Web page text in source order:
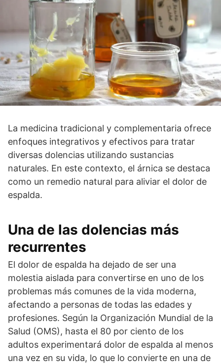
La medicina tradicional y complementaria ofrece
enfoques integrativos y efectivos para tratar
diversas dolencias utilizando sustancias
naturales. En este contexto, el árnica se destaca
como un remedio natural para aliviar el dolor de
espalda.
Una de las dolencias más
recurrentes
El dolor de espalda ha dejado de ser una
molestia aislada para convertirse en uno de los
problemas más comunes de la vida moderna,
afectando a personas de todas las edades y
profesiones. Según la Organización Mundial de la
Salud (OMS), hasta el 80 por ciento de los
adultos experimentará dolor de espalda al menos
una vez en su vida, lo que lo convierte en una de